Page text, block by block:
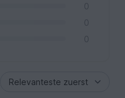
0
0
0